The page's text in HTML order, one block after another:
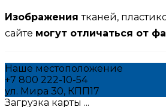
Изображениятканей,
сайте могут отличаться от
Наше местоположение
+7 800 222-10-54
ул. Мира 30, КПП17
Загрузка карты ...